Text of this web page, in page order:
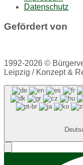
Datenschutz
Gefördert von
1992-2026 ©
Leipzig / Konzept &